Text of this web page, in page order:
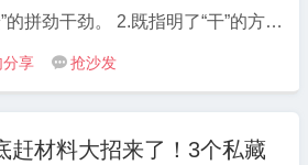
是起而行之的行动者；不是畏首畏尾
朝气蓬勃、活力四射祛除沉沉暮气、
不振，用雷厉风行、干脆利落书写
激情、忠诚担当。 6.怀揣忠心、公
拼劲干劲。 2.既指明了“干”的方
，又明确了“干”的路径；既注入了“干”
力，又增添了“干”的信心。 3.激发
得去”变“过得硬”的奋进担当。 4.既
分享  抢沙发
赶材料大招来了！3个私藏